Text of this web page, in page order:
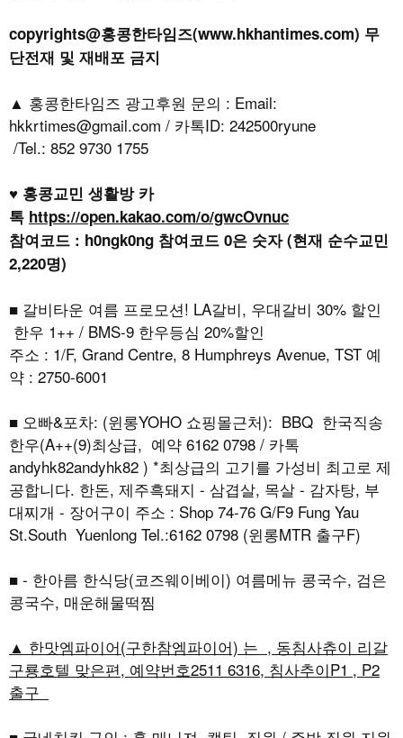
copyrights@홍콩한타임즈(www.hkhantimes.com) 무
단전재 및 재배포 금지
▲ 홍콩한타임즈 광고후원 문의 : Email:
hkkrtimes@gmail.com / 카톡ID: 242500ryune
/Tel.: 852 9730 1755
♥ 홍콩교민 생활방 카
톡 https://open.kakao.com/o/gwcOvnuc
참여코드 : h0ngk0ng 참여코드 0은 숫자 (현재 순수교민
2,220명)
■ 갈비타운 여름 프로모션! LA갈비, 우대갈비 30% 할인
한우 1++ / BMS-9 한우등심 20%할인
주소 : 1/F, Grand Centre, 8 Humphreys Avenue, TST 예
약 : 2750-6001
■ 오빠&포차: (윈롱YOHO 쇼핑몰근처): BBQ 한국직송
한우(A++(9)최상급, 예약 6162 0798 / 카톡
andyhk82andyhk82 ) *최상급의 고기를 가성비 최고로 제
공합니다. 한돈, 제주흑돼지 - 삼겹살, 목살 - 감자탕, 부
대찌개 - 장어구이 주소 : Shop 74-76 G/F9 Fung Yau
St.South Yuenlong Tel.:6162 0798 (윈롱MTR 출구F)
■ - 한아름 한식당(코즈웨이베이) 여름메뉴 콩국수, 검은
콩국수, 매운해물떡찜
▲ 한맛엠파이어(구한참엠파이어) 는 , 동침사츄이 리갈
구룡호텔 맞은편, 예약번호2511 6316, 침사추이P1 , P2
출구